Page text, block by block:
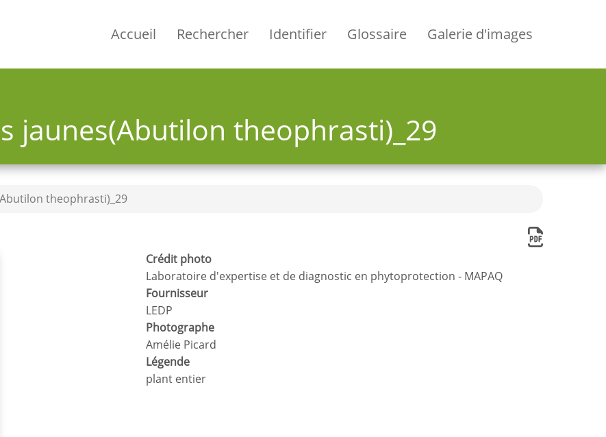
Accueil Rechercher Identifier Glossaire Galerie d'images
jaunes(Abutilon theophrasti)_29
theophrasti)_29
Crédit photo
Laboratoire d'expertise et de diagnostic en phytoprotection - MAPAQ
Fournisseur
LEDP
Photographe
Amélie Picard
Légende
plant entier